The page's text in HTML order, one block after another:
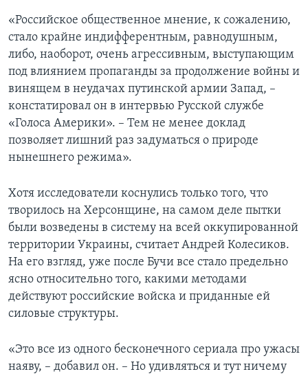
«Российское общественное мнение, к сожалению,
стало крайне индифферентным, равнодушным,
либо, наоборот, очень агрессивным, выступающим
под влиянием пропаганды за продолжение войны и
винящем в неудачах путинской армии Запад, –
констатировал он в интервью Русской службе
«Голоса Америки». – Тем не менее доклад
позволяет лишний раз задуматься о природе
нынешнего режима».
Хотя исследователи коснулись только того, что
творилось на Херсонщине, на самом деле пытки
были возведены в систему на всей оккупированной
территории Украины, считает Андрей Колесиков.
На его взгляд, уже после Бучи все стало предельно
ясно относительно того, какими методами
действуют российские войска и приданные ей
силовые структуры.
«Это все из одного бесконечного сериала про ужасы
наяву, – добавил он. – Но удивляться и тут ничему